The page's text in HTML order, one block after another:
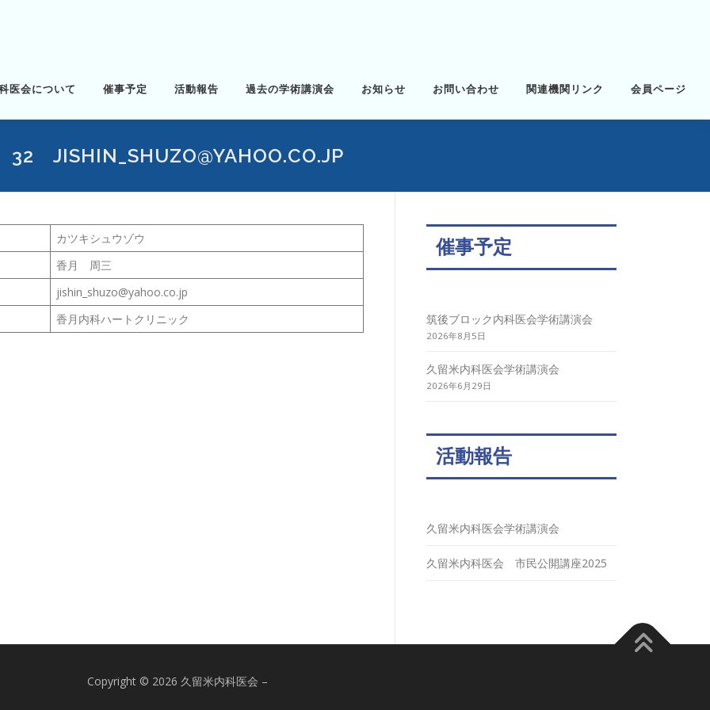
医会について 催事予定 活動報告 過去の学術講演会 お知らせ お問い合わせ 関連機関リンク 会員ページ
32 JISHIN_SHUZO@YAHOO.CO.JP
カツキシュウゾウ
香月 周三
jishin_shuzo@yahoo.co.jp
香月内科ハートクリニック
催事予定
筑後ブロック内科医会学術講演会
2026年8月5日
久留米内科医会学術講演会
2026年6月29日
活動報告
久留米内科医会学術講演会
久留米内科医会 市民公開講座2025
Copyright © 2026 久留米内科医会 –